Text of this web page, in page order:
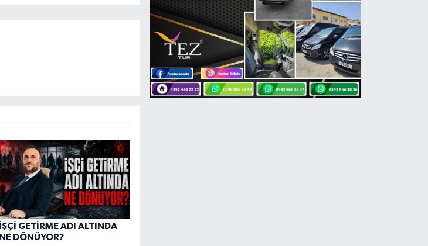
İŞÇİ GETİRME ADI ALTINDA
NE DÖNÜYOR?